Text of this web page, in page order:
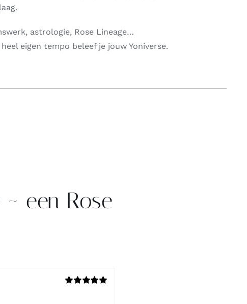
astrologie, Rose Lineage…
eigen tempo beleef je jouw Yoniverse.
~ een Rose